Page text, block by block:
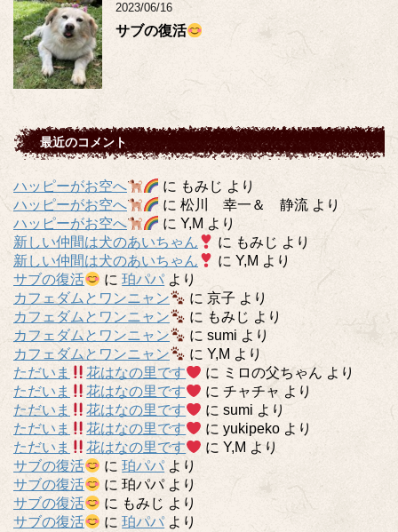
2023/06/16
サブの復活
最近のコメント
ハッピーがお空へ に もみじ より
ハッピーがお空へ
に松川 幸一＆ 静流 より
ハッピーがお空へ
にY,M より
新しい仲間は犬のあいちゃん
に もみじ より
新しい仲間は犬のあいちゃん
にY,M より
サブの復活
に珀パパ より
カフェダムとワンニャン
に京子 より
カフェダムとワンニャン
に もみじ より
カフェダムとワンニャン
にsumi より
カフェダムとワンニャン
にY,M より
ただいま
花はなの里です に ミロの父ちゃん より
ただいま
花はなの里です にチャチャ より
ただいま
花はなの里です にsumi より
ただいま
花はなの里です にyukipeko より
ただいま
花はなの里です にY,M より
サブの復活
に珀パパ より
サブの復活
に珀パパより
サブの復活
に もみじ より
サブの復活
に珀パパ より